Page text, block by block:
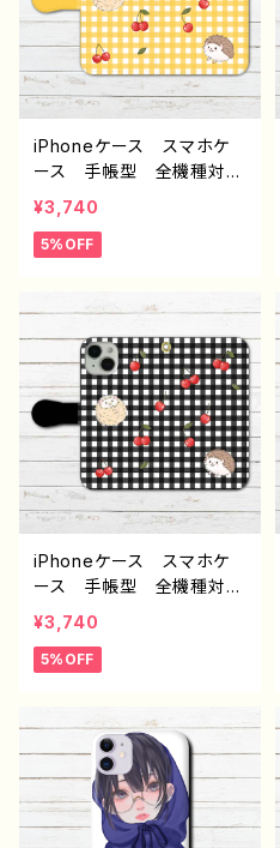
oglepixel Galaxy And
roid アンドロイド ケー
ス タトゥー ピアス ボ
ブヘア ゴシック 個性
的 おすすめ 人気 イラ
ストレーター クリエイタ
ー 絵師 オリジナル デ
シスター 作：nero
iPhoneケース スマホケ
ース 手帳型 全機種対
応 おしゃれ ハリネズ
ミ 動物 イラスト シン
プル かわいい ゆるか
oid 人気 オリジナル
デザイン グッズ 個性
的 おすすめ クリエイタ
ー イラストレーター 絵
師 タイトル：さくらんぼと
ハリネズミ手帳型スマホケ
ース（イエロー） 作：Hana
mi F-5
¥3,740
5%OFF
iPhoneケース スマホケ
ース 手帳型 全機種対
応 おしゃれ ハリネズ
ミ 動物 イラスト シン
プル かわいい ゆるか
glepixel Galaxy Andr
oid 人気 オリジナル
デザイン グッズ 個性
的 おすすめ クリエイタ
ー イラストレーター 絵
¥3,740
5%OFF